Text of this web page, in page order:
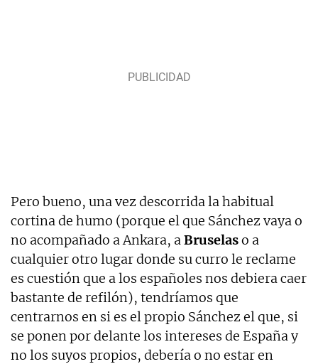
Pero bueno, una vez descorrida la habitual
cortina de humo (porque el que Sánchez vaya o
no acompañado a Ankara, aBruselaso a
cualquier otro lugar donde su curro le reclame
es cuestión que a los españoles nos debiera caer
bastante de refilón), tendríamos que
centrarnos en si es el propio Sánchez el que, si
se ponen por delante los intereses de España y
no los suyos propios, debería o no estar en